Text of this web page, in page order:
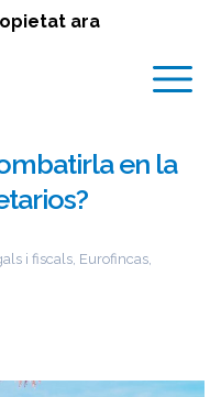
ara
en la
i fiscals, Eurofincas,